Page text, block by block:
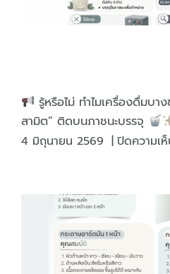
รู้หรือไม่ ทำไมเครื่องดื่มบ
สามิต” ติดบนภาชนะบรรจุ
4 มิถุนายน 2569 | ปิดความเ